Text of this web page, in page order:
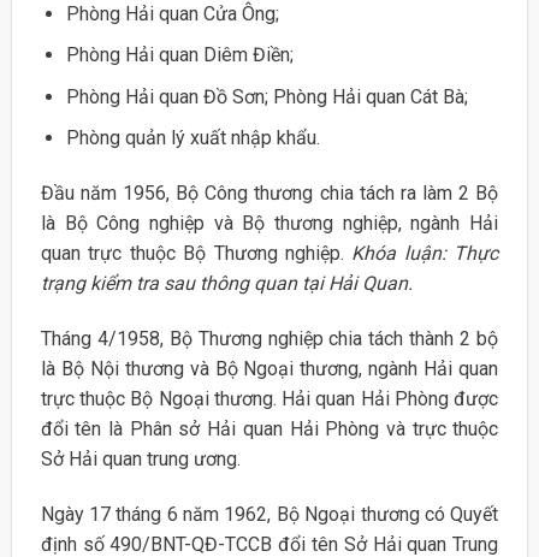
Phòng Hải quan Cửa Ông;
Phòng Hải quan Diêm Điền;
Phòng Hải quan Đồ Sơn; Phòng Hải quan Cát Bà;
Phòng quản lý xuất nhập khẩu.
Đầu năm 1956, Bộ Công thương chia tách ra làm 2 Bộ
là Bộ Công nghiệp và Bộ thương nghiệp, ngành Hải
quan trực thuộc Bộ Thương nghiệp. Khóa luận: Thực
trạng kiểm tra sau thông quan tại Hải Quan.
Tháng 4/1958, Bộ Thương nghiệp chia tách thành 2 bộ
là Bộ Nội thương và Bộ Ngoại thương, ngành Hải quan
trực thuộc Bộ Ngoại thương. Hải quan Hải Phòng được
đổi tên là Phân sở Hải quan Hải Phòng và trực thuộc
Sở Hải quan trung ương.
Ngày 17 tháng 6 năm 1962, Bộ Ngoại thương có Quyết
định số 490/BNT-QĐ-TCCB đổi tên Sở Hải quan Trung